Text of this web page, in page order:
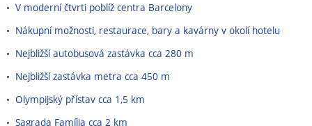
V moderní čtvrti poblíž centra Barcelony
Nákupní možnosti, restaurace, bary a kavárny v okolí hotelu
Nejbližší autobusová zastávka cca 280 m
Nejbližší zastávka metra cca 450 m
Olympijský přístav cca 1,5 km
Sagrada Família cca 2 km